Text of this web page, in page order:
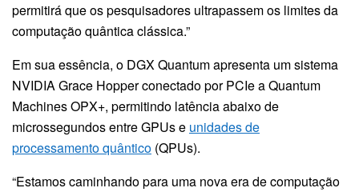
permitirá que os pesquisadores ultrapassem os limites da
computação quântica clássica.”
Em sua essência, o DGX Quantum apresenta um sistema
NVIDIA Grace Hopper conectado por PCIe a Quantum
Machines OPX+, permitindo latência abaixo de
microssegundos entre GPUs e unidades de
processamento quântico (QPUs).
“Estamos caminhando para uma nova era de computação